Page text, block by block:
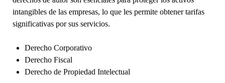
intangibles de las empresas, lo que les permite obtener tarifas
significativas por sus servicios.
Derecho Corporativo
Derecho Fiscal
Derecho de Propiedad Intelectual